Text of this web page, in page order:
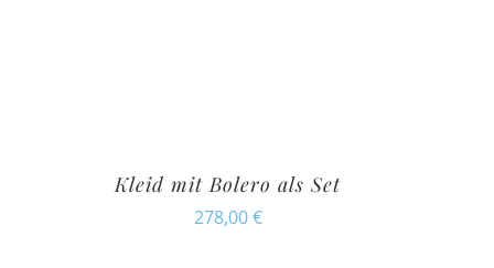
Kleid mit Bolero als Set
278,00€